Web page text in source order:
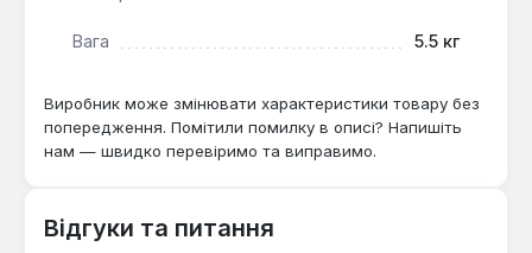
інших об'єктах, де потрібне ефективне сушіння
надійну роботу в умовах централізованих систем
опалення та ГВС.
Вага 5.5 кг
Виробник може змінювати характеристики товару без
попередження. Помітили помилку в описі? Напишіть
нам — швидко перевіримо та виправимо.
Відгуки та питання